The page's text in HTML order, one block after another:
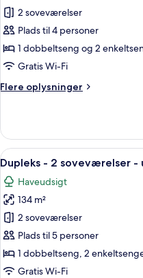
have
(3
adultos
y
2
niños)
Dupleks
-
2
soveværelser
udsigt
(4
adultos)
2 soveværelser
Plads til 4 personer
1 dobbeltseng og 2
Gratis Wi-Fi
Flere oplysninger
Flere
-
soveværelser
udsigt
til
have
(4
adultos)
Indlæs
alle
billeder
af
Dupleks
-
2
soveværelser
25
Dupleks - 2 soveværelser -
Haveudsigt
134 m²
2 soveværelser
Plads til 5 personer
1 dobbeltseng, 2
Gratis Wi-Fi